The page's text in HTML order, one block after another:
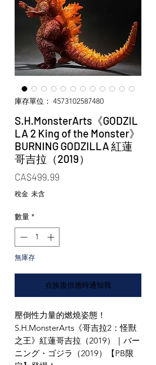
WECHAT 微信諮詢
庫存單位： 4573102587480
S.H.MonsterArts《GODZIL
LA 2 King of the Monster》
BURNING GODZILLA 紅蓮
哥吉拉（2019）
CA$499.99
稅金 未含
數量 *
無庫存
在恢復供應時通知我
壓倒性力量的燃燒姿態！
S.H.MonsterArts《哥吉拉2：怪獸
之王》紅蓮哥吉拉（2019）｜バー
ニング・ゴジラ（2019）【PB限